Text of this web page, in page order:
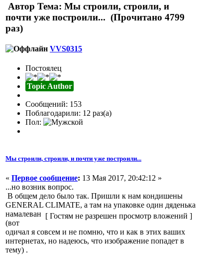
Автор Тема: Мы строили, строили, и
почти уже построили... (Прочитано 4799
раз)
VVS0315
Постоялец
Topic Author
Сообщений: 153
Поблагодарили: 12 раз(а)
Пол:
Мы строили, строили, и почти уже построили...
« Первое сообщение: 13 Мая 2017, 20:42:12 »
...но возник вопрос.
В общем дело было так. Пришли к нам кондишены
GENERAL CLIMATE, а там на упаковке один дяденька
намалеван [ Гостям не разрешен просмотр вложений ]
(вот
одичал я совсем и не помню, что и как в этих ваших
интернетах, но надеюсь, что изображение попадет в
тему) .